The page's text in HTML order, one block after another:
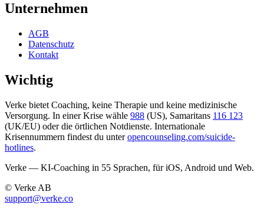
Unternehmen
AGB
Datenschutz
Kontakt
Wichtig
Verke bietet Coaching, keine Therapie und keine medizinische
Versorgung. In einer Krise wähle 988 (US), Samaritans 116 123
(UK/EU) oder die örtlichen Notdienste. Internationale
Krisennummern findest du unter opencounseling.com/suicide-
hotlines.
Verke — KI-Coaching in 55 Sprachen, für iOS, Android und Web.
© Verke AB
support@verke.co